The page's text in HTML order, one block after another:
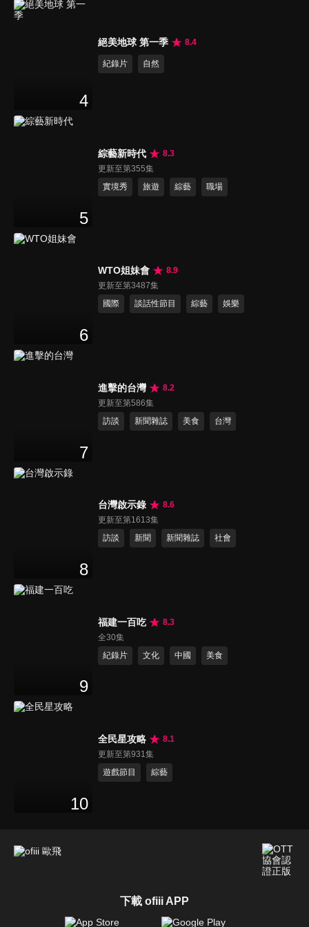
4
絕美地球 第一季 8.4
紀錄片 自然
5
綜藝新時代
8.3
更新至第355集
實境秀
旅遊 綜藝 職場
6
WTO姐妹會
8.9
更新至第3487集
國際
談話性節目 綜藝 娛樂
7
進擊的台灣
8.2
更新至第586集
訪談
新聞雜誌 美食 台灣
8
台灣啟示錄
8.6
更新至第1613集
訪談
新聞 新聞雜誌 社會
9
福建一百吃
8.3
全30集
紀錄片
文化 中國 美食
10
全民星攻略
8.1
更新至第931集
遊戲節目
綜藝
下載 ofiii APP